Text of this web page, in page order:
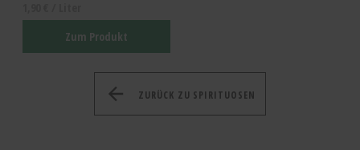
Zum Produkt
ZURÜCK ZU SPIRITUOSEN